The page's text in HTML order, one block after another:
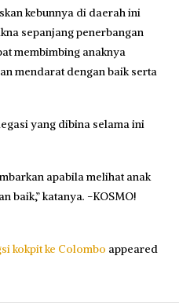
kebunnya di daerah ini
sepanjang penerbangan
membimbing anaknya
mendarat dengan baik serta
yang dibina selama ini
apabila melihat anak
baik,” katanya. -KOSMO!
kokpit ke Colombo appeared